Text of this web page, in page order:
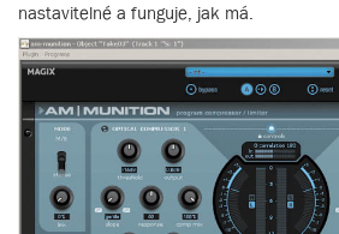
nastavitelné a funguje, jak má.